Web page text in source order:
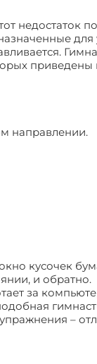
недостаток
для
приведены
направлении.
кусочек
и обратно.
за
–